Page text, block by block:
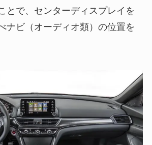
とで、センターディスプレイを
ナビ（オーディオ類）の位置を